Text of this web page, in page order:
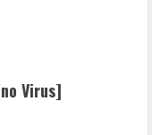
Virus]